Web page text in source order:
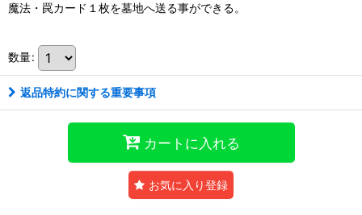
魔法・罠カード１枚を墓地へ送る事ができる。
数量:
返品特約に関する重要事項
カートに入れる
お気に入り登録